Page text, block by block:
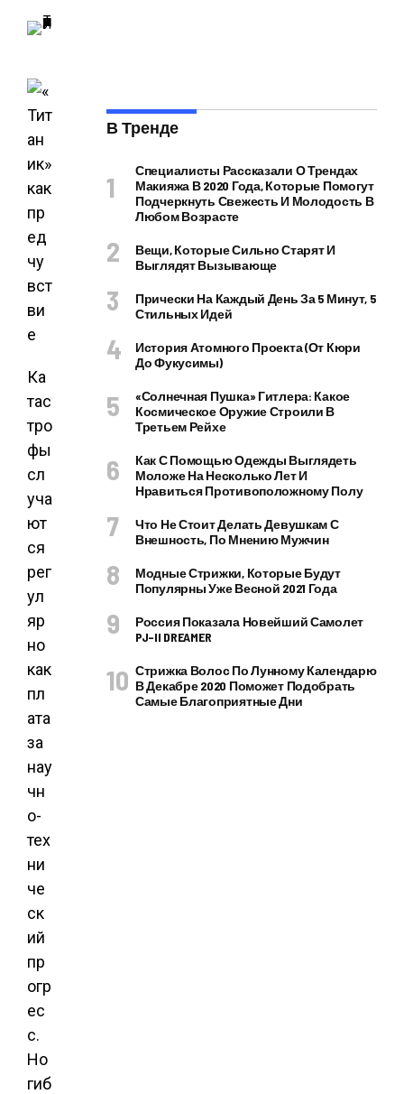
Ка
тас
тро
фы
сл
уча
ют
ся
рег
ул
яр
но
как
пл
ата
за
нау
чн
о-
тех
ни
че
ск
ий
пр
огр
ес
с.
Но
гиб
В Тренде
Специалисты Рассказали О Трендах
Макияжа В 2020 Года, Которые Помогут
Подчеркнуть Свежесть И Молодость В
Любом Возрасте
Вещи, Которые Сильно Старят И
Выглядят Вызывающе
Прически На Каждый День За 5 Минут, 5
Стильных Идей
История Атомного Проекта (от Кюри
До Фукусимы)
«Солнечная Пушка» Гитлера: Какое
Космическое Оружие Строили В
Третьем Рейхе
Как С Помощью Одежды Выглядеть
Моложе На Несколько Лет И
Нравиться Противоположному Полу
Что Не Стоит Делать Девушкам С
Внешность, По Мнению Мужчин
Модные Стрижки, Которые Будут
Популярны Уже Весной 2021 Года
Россия Показала Новейший Самолет
PJ–II DREAMER
Стрижка Волос По Лунному Календарю
В Декабре 2020 Поможет Подобрать
Самые Благоприятные Дни